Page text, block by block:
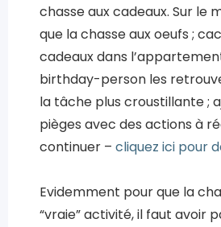
chasse aux cadeaux. Sur le
que la chasse aux oeufs ;
cadeaux dans
birthday-person les
la tâche plus croustillante ;
pièges avec des actions à
continuer – cliquez ici pour
Evidemment pour que la
“vraie” activité, il faut avoir